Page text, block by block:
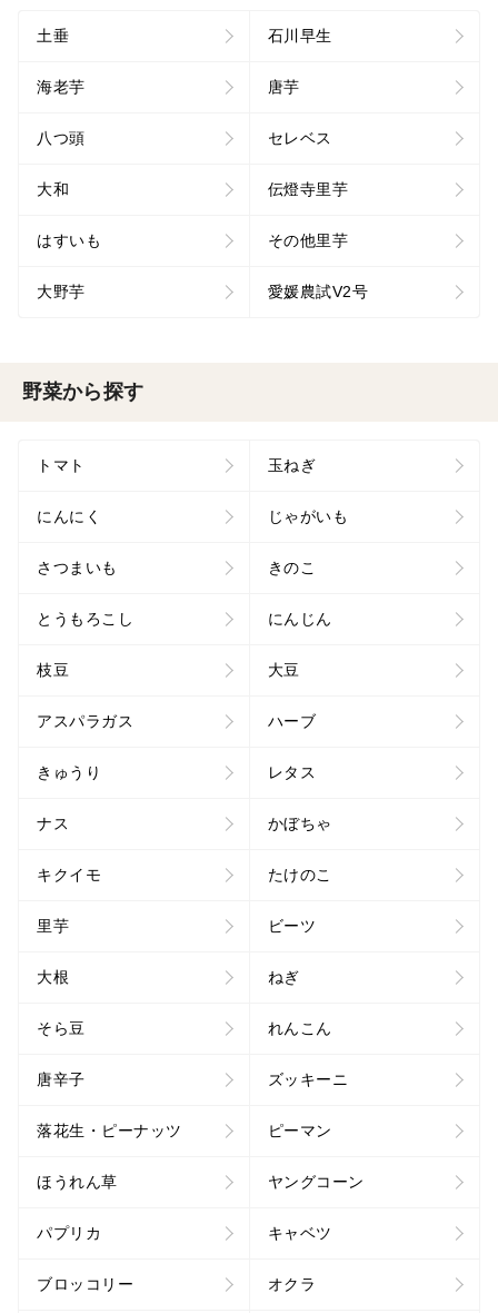
土垂 石川早生
海老芋 唐芋
八つ頭 セレベス
大和 伝燈寺里芋
はすいも その他里芋
大野芋 愛媛農試V2号
野菜から探す
トマト 玉ねぎ
にんにく じゃがいも
さつまいも きのこ
とうもろこし にんじん
枝豆 大豆
アスパラガス ハーブ
きゅうり レタス
ナス かぼちゃ
キクイモ たけのこ
里芋 ビーツ
大根 ねぎ
そら豆 れんこん
唐辛子 ズッキーニ
落花生・ピーナッツ ピーマン
ほうれん草 ヤングコーン
パプリカ キャベツ
ブロッコリー オクラ